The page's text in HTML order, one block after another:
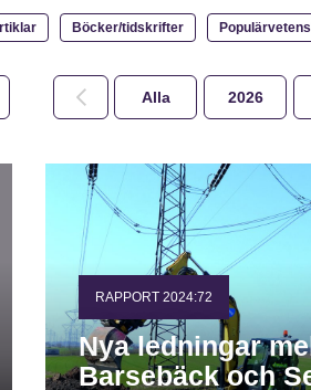
Böcker/tidskrifter
Alla 2026
RAPPORT 2024:72
Nya ledningar
Barsebäck och